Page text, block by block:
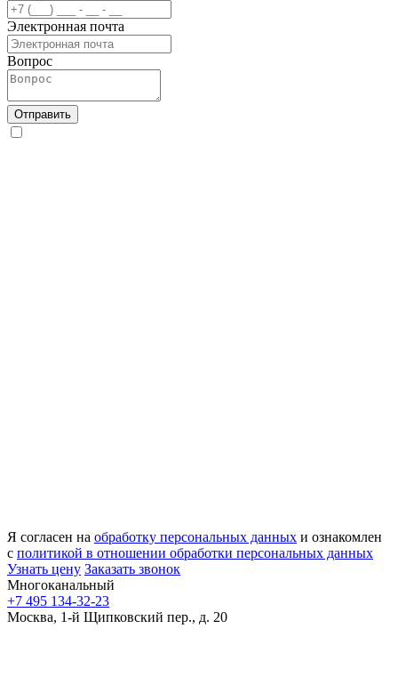
Электронная почта
Вопрос
Отправить
Я согласен на обработку персональных данных и ознакомлен
с политикой в отношении обработки персональных данных
Узнать цену Заказать звонок
Многоканальный
+7 495 134-32-23
Москва, 1-й Щипковский пер., д. 20